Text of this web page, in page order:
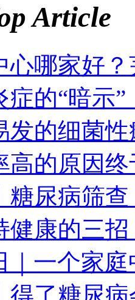
Article
心哪家好
症的“暗示
发的细菌
高的原因
糖尿病筛
健康的三
｜一个家